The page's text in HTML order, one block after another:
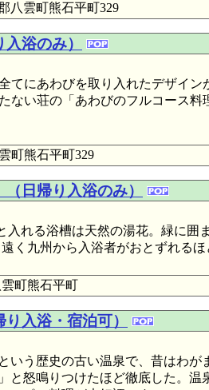
八雲町熊石平町329
浴のみ）
てにあわびを取り入れたデザイン
ない荘の「あわびのフルコース
町熊石平町329
日帰り入浴のみ）
入れる浴槽は天然の湯花。緑に囲
く九州から入浴者がおとずれる
町熊石平町
入浴・宿泊可）
いう歴史の古い温泉で、昔はわが
と怒鳴りつけたほど徹底した。温